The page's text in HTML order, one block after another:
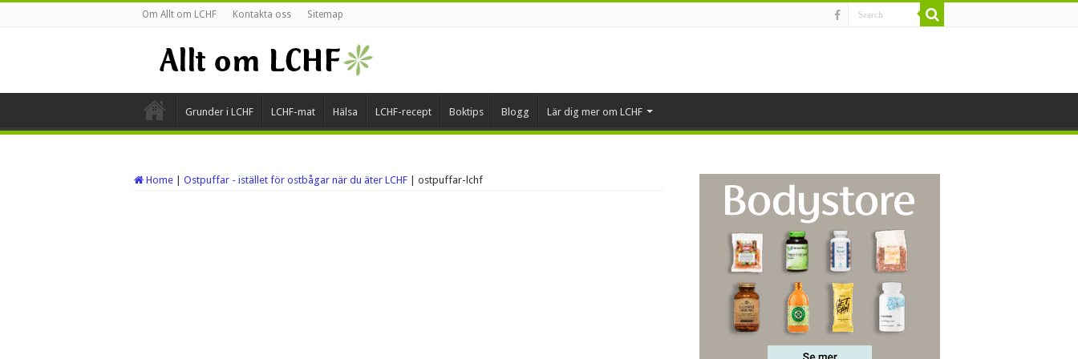
Om Allt om LCHF Kontakta oss Sitemap
Grunder i LCHF LCHF-mat Hälsa LCHF-recept Boktips Blogg Lär dig mer om LCHF
Home Ostpuffar - istället för ostbågar när du äter LCHF ostpuffar-lchf